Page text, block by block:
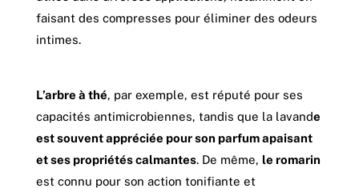
faisant des compresses pour éliminer des odeurs
intimes.
L’arbre à thé, par exemple, est réputé pour ses
capacités antimicrobiennes, tandis que la lavande
est souvent appréciée pour son parfum apaisant
et ses propriétés calmantes. De même, le romarin
est connu pour son action tonifiante et